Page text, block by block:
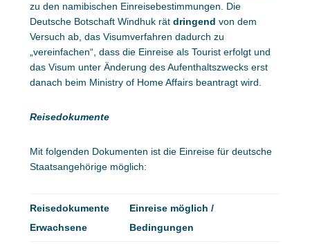
zu den namibischen Einreisebestimmungen. Die
Deutsche Botschaft Windhuk rät dringend von dem
Versuch ab, das Visumverfahren dadurch zu
„vereinfachen“, dass die Einreise als Tourist erfolgt und
das Visum unter Änderung des Aufenthaltszwecks erst
danach beim Ministry of Home Affairs beantragt wird.
Reisedokumente
Mit folgenden Dokumenten ist die Einreise für deutsche
Staatsangehörige möglich:
Reisedokumente
Erwachsene
Einreise möglich /
Bedingungen